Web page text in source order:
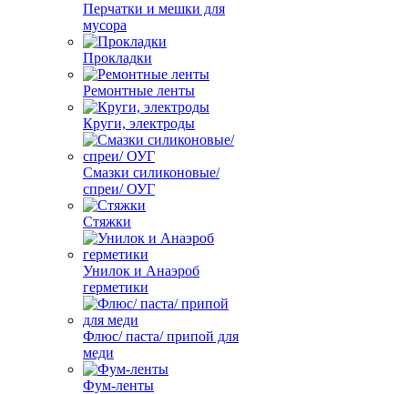
Перчатки и мешки для
мусора
Прокладки
Ремонтные ленты
Круги, электроды
Смазки силиконовые/
спреи/ ОУГ
Стяжки
Унилок и Анаэроб
герметики
Флюс/ паста/ припой для
меди
Фум-ленты